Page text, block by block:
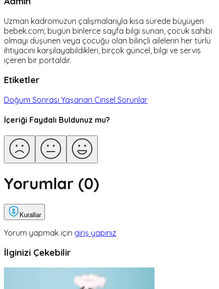
Uzman kadromuzun çalışmalarıyla kısa sürede büyüyen
bebek.com; bugün binlerce sayfa bilgi sunan, çocuk sahibi
olmayı düşünen veya çocuğu olan bilinçli ailelerin her türlü
ihtiyacını karşılayabildikleri, birçok güncel, bilgi ve servis
içeren bir portaldır.
Etiketler
Doğum Sonrası Yaşanan Cinsel Sorunlar
İçeriği Faydalı Buldunuz mu?
Yorumlar (0)
Kurallar
Yorum yapmak için giriş yapınız
İlginizi Çekebilir